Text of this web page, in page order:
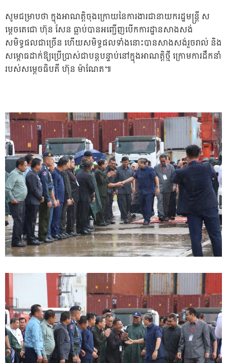
សូមជម្រាបថា ក្នុងអាណត្តិចុងក្រោយនៃការងារជានាយករដ្ឋមន្ត្រី ស
ម្តេចតេជោ ហ៊ុន សែន ធ្លាប់បានអញ្ជើញបើកការដ្ឋានសាងសង់
សមិទ្ធផលជាច្រើន ហើយសមិទ្ធផលទាំងនោះបានសាងសង់រួចរាល់ និង
សម្ពោធដាក់ឱ្យប្រើប្រាស់ជាបន្តបន្ទាប់នៅក្នុងអាណត្តិថ្មី ក្រោមការដឹកនាំ
របស់សម្តេចធិបតី ហ៊ុន ម៉ាណែត៕